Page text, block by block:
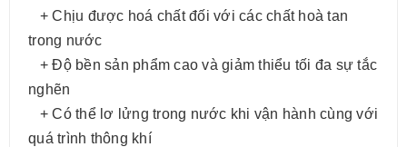
+ Chịu được hoá chất đối với các chất hoà tan
trong nước
+ Độ bền sản phẩm cao và giảm thiểu tối đa sự tắc
nghẽn
+ Có thể lơ lửng trong nước khi vận hành cùng với
quá trình thông khí